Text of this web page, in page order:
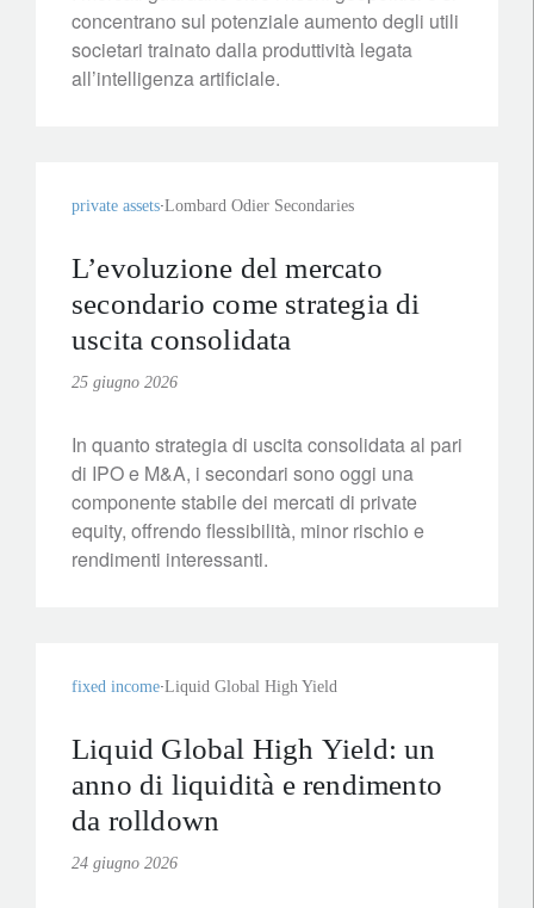
concentrano sul potenziale aumento degli utili
societari trainato dalla produttività legata
all’intelligenza artificiale.
private assets Lombard Odier Secondaries
L’evoluzione del mercato
secondario come strategia di
uscita consolidata
25 giugno 2026
In quanto strategia di uscita consolidata al pari
di IPO e M&A, i secondari sono oggi una
componente stabile dei mercati di private
equity, offrendo flessibilità, minor rischio e
rendimenti interessanti.
fixed income Liquid Global High Yield
Liquid Global High Yield: un
anno di liquidità e rendimento
da rolldown
24 giugno 2026